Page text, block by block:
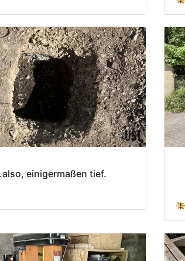
einigermaßen tief.